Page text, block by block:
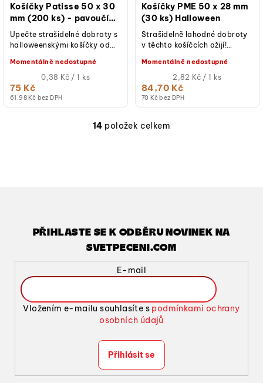
Košíčky Patisse 50 x 30
mm (200 ks) - pavoučí
sítě
61,98 Kč bez DPH
75 Kč
Měrná
0,38 Kč / 1 ks
Momentálně nedostupné
Upečte strašidelné dobroty s
halloweenskými košíčky od
halloweenské cupcaky, které
Košíčky PME 50 x 28 mm
(30 ks) Halloween
70 Kč bez DPH
84,70 Kč
Měrná
cena:
2,82 Kč / 1 ks
Momentálně nedostupné
Strašidelně lahodné dobroty
v těchto košíčcích ožijí!
sladkosti s dokonalým
základem díky...
O
í
p
r
v
k
v
ý
i
s
u
14 položek celkem
PŘIHLASTE SE K ODBĚRU NOVINEK NA
SVETPECENI.COM
E-mail
Vložením e-mailu souhlasíte s podmínkami ochrany
osobních údajů
Přihlásit se